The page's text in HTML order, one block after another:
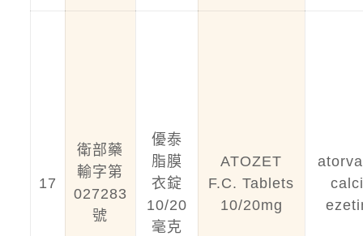
17
衛部藥
輸字第
027283
號
優泰
脂膜
衣錠
10/20
毫克
ATOZET
F.C. Tablets
10/20mg